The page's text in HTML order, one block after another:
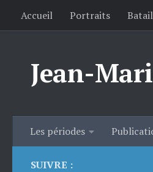
Skip to content
Accueil Portraits
Jean-
Les périodes
SUIVRE :